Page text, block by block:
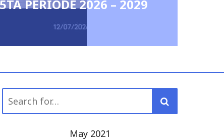
Peringatan
0
for:
May 2021